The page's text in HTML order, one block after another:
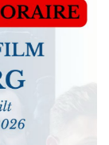
O